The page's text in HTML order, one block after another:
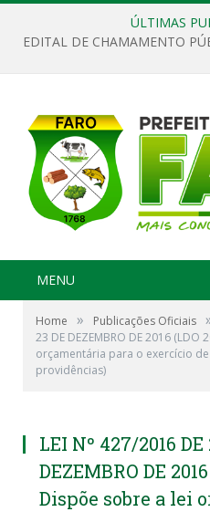
ÚLTIMAS
MENU
Home » Publicações Oficiais
23 DE DEZEMBRO DE 2016
orçamentária para o exercício
providências)
LEI Nº 427/2016 DE
DEZEMBRO DE
Dispõe sobre a lei